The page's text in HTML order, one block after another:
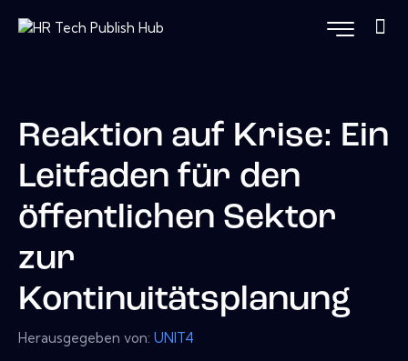
Reaktion auf Krise: Ein
Leitfaden für den
öffentlichen Sektor
zur
Kontinuitätsplanung
Herausgegeben von: UNIT4